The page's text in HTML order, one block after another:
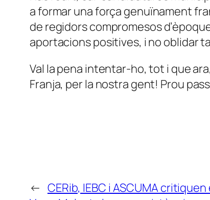
a formar una força genuïnament
de regidors compromesos
aportacions positives, i no oblidar
Val la pena intentar-ho, tot i que
Franja, per la nostra gent! Prou
← CERib, IEBC i ASCUMA